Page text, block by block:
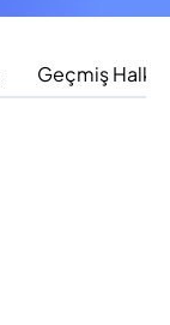
Geçmiş Halka